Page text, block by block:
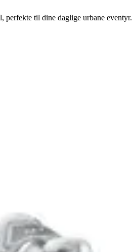
perfekte til dine daglige urbane eventyr.